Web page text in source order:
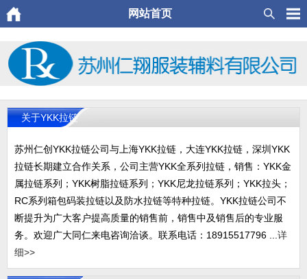
网站首页
关于YKK拉链
苏州仁创YKK拉链公司与上海YKK拉链，大连YKK拉链，深圳YKK
拉链长期建立合作关系，公司主营YKK全系列拉链，销售：YKK金
属拉链系列；YKK树脂拉链系列；YKK尼龙拉链系列；YKK拉头；
RC系列箱包码装拉链以及防水拉链等特种拉链。YKK拉链公司不
断提升为广大客户提高质量的销售前，销售中及销售后的专业服
务。欢迎广大同仁来电咨询洽谈。联系电话：18915517796 ... 详
细>>